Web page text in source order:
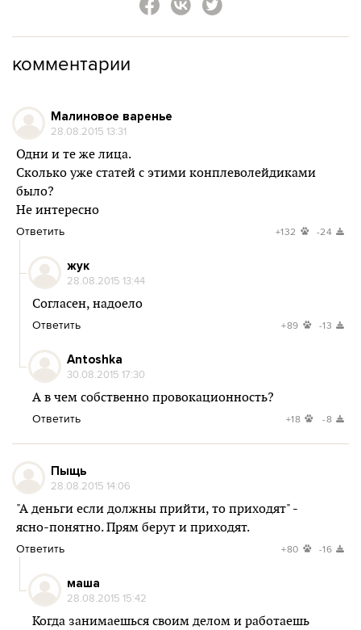
комментарии
Малиновое варенье
28.08.2015 13:31
Одни и те же лица.
Сколько уже статей с этими конплеволейдиками
было?
Не интересно
Ответить +132 -24
жук
28.08.2015 13:44
Согласен, надоело
Ответить +89 -13
Antoshka
30.08.2015 17:30
А в чем собственно провокационность?
Ответить +18 -8
Пыщь
28.08.2015 14:06
"А деньги если должны прийти, то приходят" -
ясно-понятно. Прям берут и приходят.
Ответить +80 -16
маша
28.08.2015 15:42
Когда занимаешься своим делом и работаешь